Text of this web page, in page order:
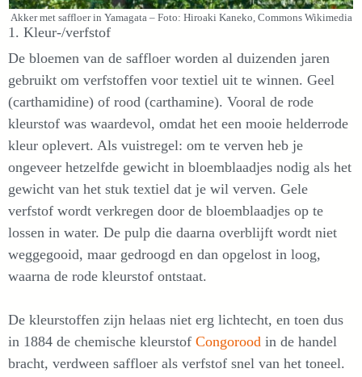
Akker met saffloer in Yamagata – Foto: Hiroaki Kaneko, Commons Wikimedia
1. Kleur-/verfstof
De bloemen van de saffloer worden al duizenden jaren
gebruikt om verfstoffen voor textiel uit te winnen. Geel
(carthamidine) of rood (carthamine). Vooral de rode
kleurstof was waardevol, omdat het een mooie helderrode
kleur oplevert. Als vuistregel: om te verven heb je
ongeveer hetzelfde gewicht in bloemblaadjes nodig als het
gewicht van het stuk textiel dat je wil verven. Gele
verfstof wordt verkregen door de bloemblaadjes op te
lossen in water. De pulp die daarna overblijft wordt niet
weggegooid, maar gedroogd en dan opgelost in loog,
waarna de rode kleurstof ontstaat.
De kleurstoffen zijn helaas niet erg lichtecht, en toen dus
in 1884 de chemische kleurstof Congorood in de handel
bracht, verdween saffloer als verfstof snel van het toneel.